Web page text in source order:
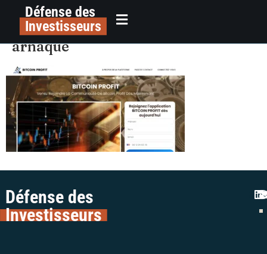
principalDéfense des
Investisseurs
alerte plateforme bitcoin profit
crypto colman avocats escroquerie
arnaque
Défense des
Investisseurs